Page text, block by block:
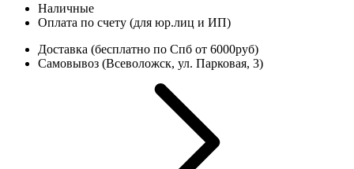
Наличные
Оплата по счету (для юр.лиц и ИП)
Доставка (бесплатно по Спб от 6000руб)
Самовывоз (Всеволожск, ул. Парковая, 3)